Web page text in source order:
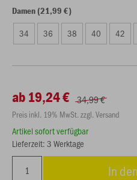
Damen (21,99 €)
34 36 38 40 42
ab 19,24 € 34,99 €
Preis inkl. 19% MwSt. zzgl. Versand
Artikel sofort verfügbar
Lieferzeit: 3 Werktage
In